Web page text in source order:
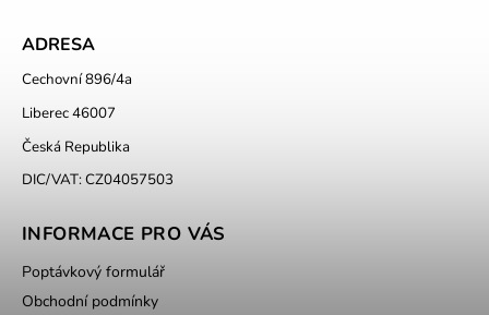
ADRESA
Cechovní 896/4a
Liberec 46007
Česká Republika
DIC/VAT: CZ04057503
INFORMACE PRO VÁS
Poptávkový formulář
Obchodní podmínky